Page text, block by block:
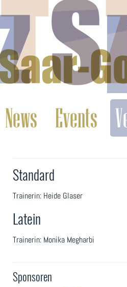
News Events
Standard
Trainerin: Heide Glaser
Latein
Trainerin: Monika Megharbi
Sponsoren